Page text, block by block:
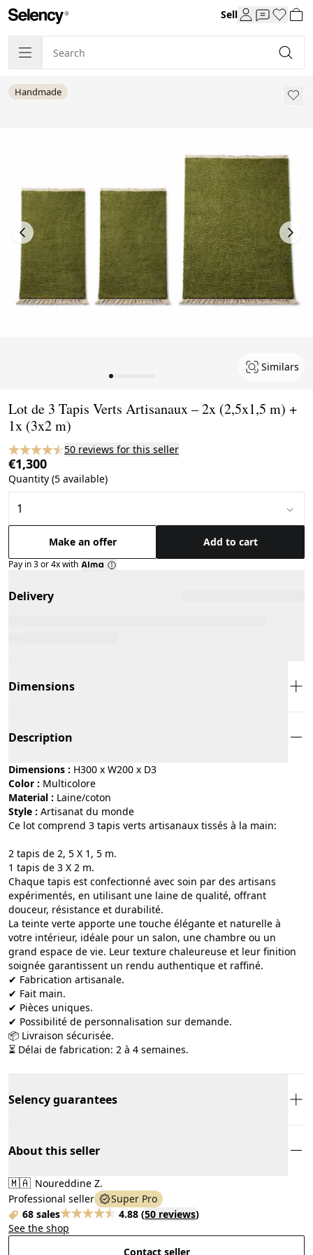
Sell
Handmade
Similars
Lot de 3 Tapis Verts Artisanaux – 2x (2,5x1,5 m) +
1x (3x2 m)
50 reviews for this seller
€1,300
Quantity (5 available)
Make an offer Add to cart
Pay in 3 or 4x with
Delivery
Dimensions
Description
Dimensions : H300 x W200 x D3
Color :
multicolore
Material :
laine/coton
Style :
artisanat du monde
Ce lot comprend 3 tapis verts artisanaux tissés à la main:
2 tapis de 2, 5 X 1, 5 m.
1 tapis de 3 X 2 m.
Chaque tapis est confectionné avec soin par des artisans
expérimentés, en utilisant une laine de qualité, offrant
douceur, résistance et durabilité.
La teinte verte apporte une touche élégante et naturelle à
votre intérieur, idéale pour un salon, une chambre ou un
grand espace de vie. Leur texture chaleureuse et leur finition
soignée garantissent un rendu authentique et raffiné.
✔ Fabrication artisanale.
✔ Fait main.
✔ Pièces uniques.
✔ Possibilité de personnalisation sur demande.
📦 Livraison sécurisée.
⏳ Délai de fabrication: 2 à 4 semaines.
Selency guarantees
About this seller
🇲🇦 Noureddine Z.
Professional seller
Super Pro
68 sales
4.88 (50 reviews)
See the shop
Contact seller